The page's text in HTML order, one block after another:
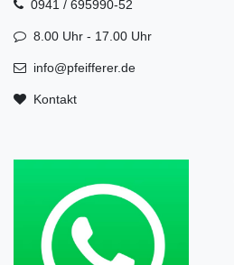
0941 / 695990-52
8.00 Uhr - 17.00 Uhr
info@pfeifferer.de
Kontakt